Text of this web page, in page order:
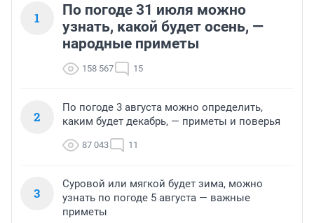
1
По погоде 31 июля можно
узнать, какой будет осень, —
народные приметы
158 567 15
2
По погоде 3 августа можно определить,
каким будет декабрь, — приметы и поверья
87 043 11
3
Суровой или мягкой будет зима, можно
узнать по погоде 5 августа — важные
приметы